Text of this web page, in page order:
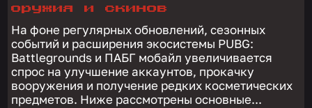
оружия и скинов
На фоне регулярных обновлений, сезонных
событий и расширения экосистемы PUBG:
Battlegrounds и ПАБГ мобайл увеличивается
спрос на улучшение аккаунтов, прокачку
вооружения и получение редких косметических
предметов. Ниже рассмотрены основные...